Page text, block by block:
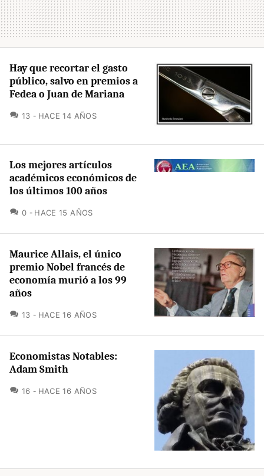
Hay que recortar el gasto
público, salvo en premios a
Fedea o Juan de Mariana
13 COMENTARIOS
HACE 14 AÑOS
Los mejores artículos
académicos económicos de
los últimos 100 años
0 COMENTARIOS
HACE 15 AÑOS
Maurice Allais, el único
premio Nobel francés de
economía murió a los 99
años
13 COMENTARIOS
HACE 16 AÑOS
Economistas Notables:
Adam Smith
16 COMENTARIOS
HACE 16 AÑOS